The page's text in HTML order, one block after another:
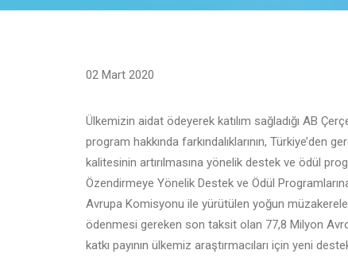
02 Mart 2020
Ülkemizin aidat ödeyerek katılım sağladığı AB
program hakkında farkındalıklarının, Türkiye’den
kalitesinin artırılmasına yönelik destek ve ödül
Özendirmeye Yönelik Destek ve Ödül
Avrupa Komisyonu ile yürütülen yoğun
ödenmesi gereken son taksit olan 77,8 Milyon
katkı payının ülkemiz araştırmacıları için yeni